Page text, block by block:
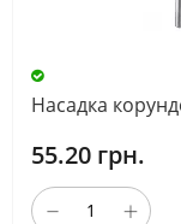
Насадка
55.20 грн.